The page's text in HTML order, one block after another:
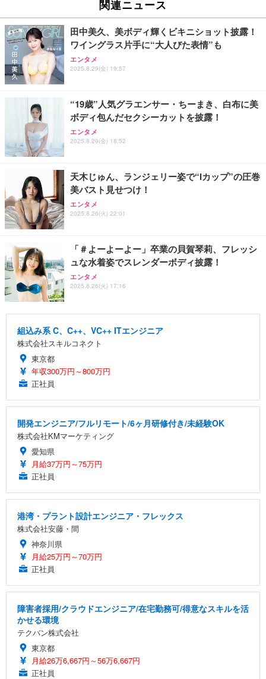
関連ニュース
田中美久、美ボディ輝くビキニショット披露！
ワイングラス片手に“大人びた表情”も
エンタメ
2025.8.29(金) 19:57
“19歳”人気グラエンサー・ちーまき、白布に美
ボディ包んだセクシーカットを披露！
エンタメ
2025.8.29(金) 18:52
天木じゅん、ランジェリー姿で“Iカップ”の圧巻
美バスト見せつけ！
エンタメ
2025.8.26(火) 22:01
「＃よーよーよー」卒業の貝賀琴莉、フレッシ
ュな水着姿でスレンダーボディ披露！
エンタメ
2025.8.26(火) 17:16
組込み系 C、C++、VC++ ITエンジニア
株式会社スキルコネクト
東京都
年収300万円～800万円
正社員
開発エンジニア/フルリモート/6ヶ月研修付き/未経験OK
株式会社KMマーケティング
愛知県
月給37万円～75万円
正社員
港湾・プラント設計エンジニア・フレックス
株式会社安藤・間
神奈川県
月給25万円～70万円
正社員
障害者採用/クラウドエンジニア/在宅勤務可/得意なスキルを活
かせる環境
テクバン株式会社
東京都
月給26万6,667円～56万6,667円
正社員